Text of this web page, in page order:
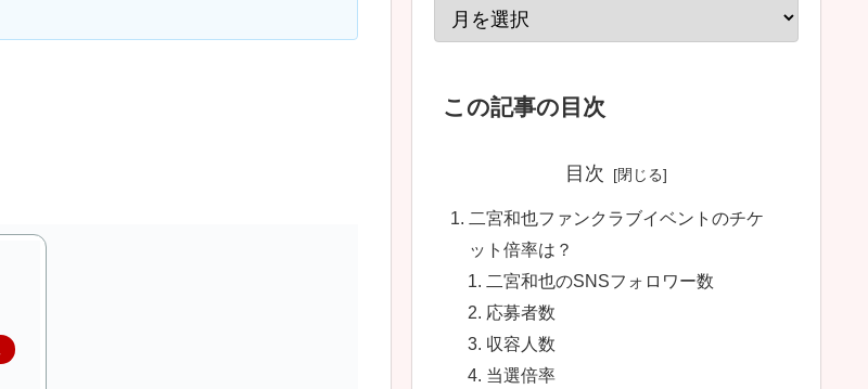
この記事の目次
目次
二宮和也ファンクラブイベントのチケ
ット倍率は？
二宮和也のSNSフォロワー数
応募者数
収容人数
当選倍率